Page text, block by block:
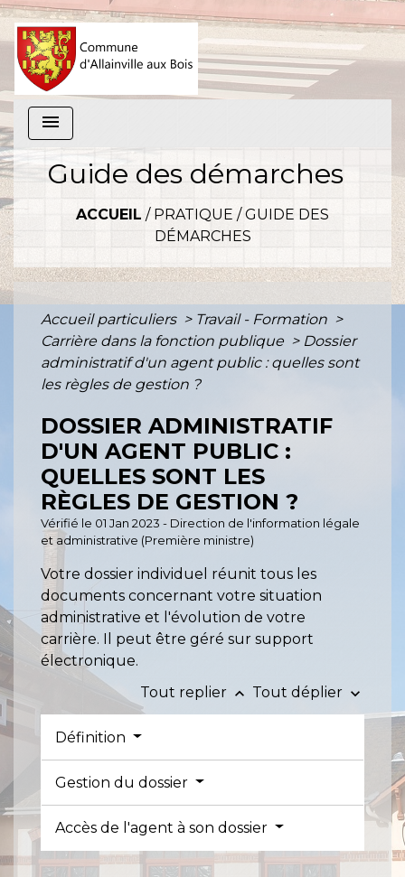
menu
Guide des démarches
ACCUEIL / PRATIQUE /GUIDE DES
DÉMARCHES
Accueil particuliers > Travail - Formation >
Carrière dans la fonction publique > Dossier
administratif d'un agent public : quelles sont
les règles de gestion ?
DOSSIER ADMINISTRATIF
D'UN AGENT PUBLIC :
QUELLES SONT LES
RÈGLES DE GESTION ?
Vérifié le 01 Jan 2023 - Direction de l'information légale
et administrative (Première ministre)
Votre dossier individuel réunit tous les
documents concernant votre situation
administrative et l'évolution de votre
carrière. Il peut être géré sur support
électronique.
Tout replier keyboard_arrow_up Tout déplier keyboard_arrow_down
Définition
Gestion du dossier
Accès de l'agent à son dossier